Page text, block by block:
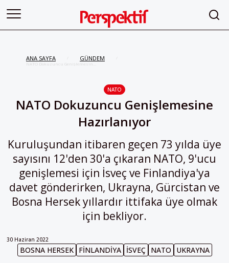
ANA SAYFA GÜNDEM
NATO Dokuzuncu Genişlemesine
NATO
NATO Dokuzuncu Genişlemesine
Hazırlanıyor
Kuruluşundan itibaren geçen 73 yılda üye
sayısını 12'den 30'a çıkaran NATO, 9'ucu
genişlemesi için İsveç ve Finlandiya'ya
davet gönderirken, Ukrayna, Gürcistan ve
Bosna Hersek yıllardır ittifaka üye olmak
için bekliyor.
30 Haziran 2022
BOSNA HERSEK FINLANDIYA İSVEÇ NATO UKRAYNA